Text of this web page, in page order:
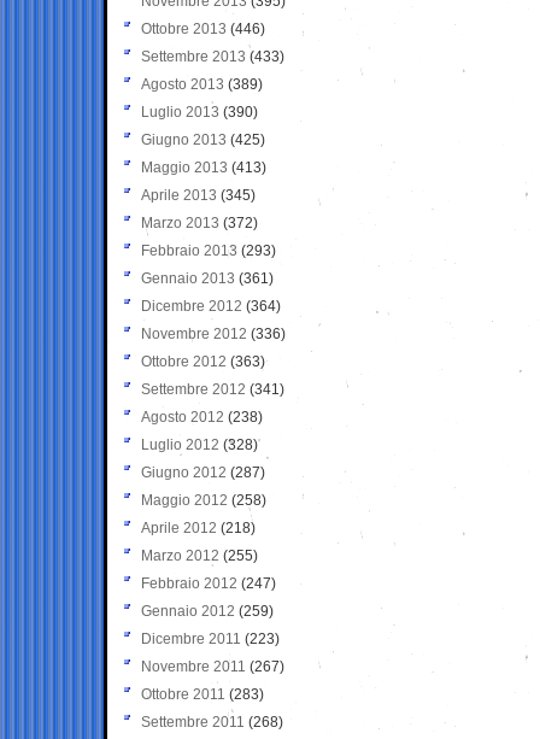
Ottobre 2013 (446)
Settembre 2013 (433)
Agosto 2013 (389)
Luglio 2013 (390)
Giugno 2013 (425)
Maggio 2013 (413)
Aprile 2013 (345)
Marzo 2013 (372)
Febbraio 2013 (293)
Gennaio 2013 (361)
Dicembre 2012 (364)
Novembre 2012 (336)
Ottobre 2012 (363)
Settembre 2012 (341)
Agosto 2012 (238)
Luglio 2012 (328)
Giugno 2012 (287)
Maggio 2012 (258)
Aprile 2012 (218)
Marzo 2012 (255)
Febbraio 2012 (247)
Gennaio 2012 (259)
Dicembre 2011 (223)
Novembre 2011 (267)
Ottobre 2011 (283)
Settembre 2011 (268)